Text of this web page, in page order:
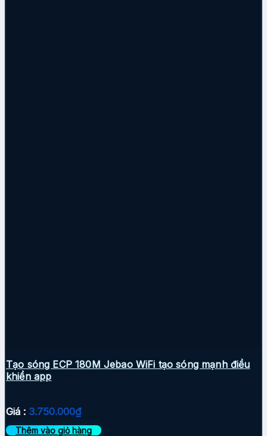
Tạo sóng ECP 180M Jebao WiFi tạo sóng mạnh điều
khiển app
Giá : 3.750.000₫
Thêm vào giỏ hàng